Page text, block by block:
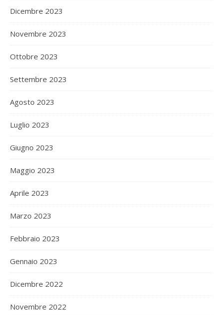
Dicembre 2023
Novembre 2023
Ottobre 2023
Settembre 2023
Agosto 2023
Luglio 2023
Giugno 2023
Maggio 2023
Aprile 2023
Marzo 2023
Febbraio 2023
Gennaio 2023
Dicembre 2022
Novembre 2022